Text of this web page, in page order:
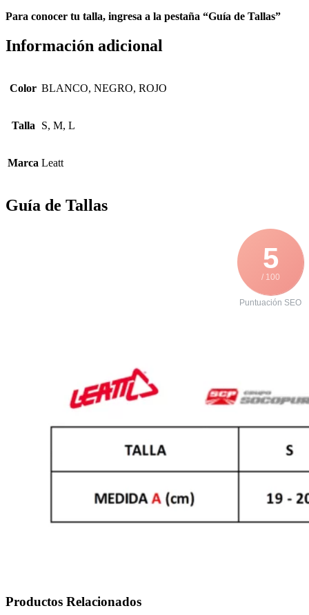
Para conocer tu talla, ingresa a la pestaña “Guía de Tallas”
Información adicional
Color BLANCO, NEGRO, ROJO
Talla S, M, L
Marca Leatt
Guía de Tallas
5
/ 100
Puntuación SEO
Productos Relacionados